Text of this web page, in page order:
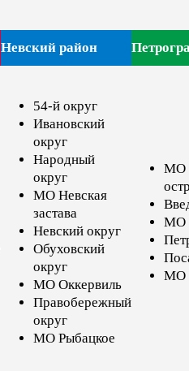
Невский район
54-й округ
Ивановский
округ
Народный
округ
МО Невская
застава
Невский округ
Обуховский
округ
МО Оккервиль
Правобережный
округ
МО Рыбацкое
МО
МО
МО